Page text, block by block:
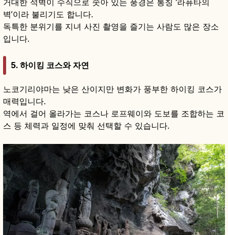
벽’이라 불리기도 합니다.
독특한 분위기를 지녀 사진 촬영을 즐기는 사람도 많은 장소
입니다.
5. 하이킹 코스와 자연
노코기리야마는 낮은 산이지만 변화가 풍부한 하이킹 코스가
매력입니다.
역에서 걸어 올라가는 코스나 로프웨이와 도보를 조합하는 코
스 등 체력과 일정에 맞춰 선택할 수 있습니다.